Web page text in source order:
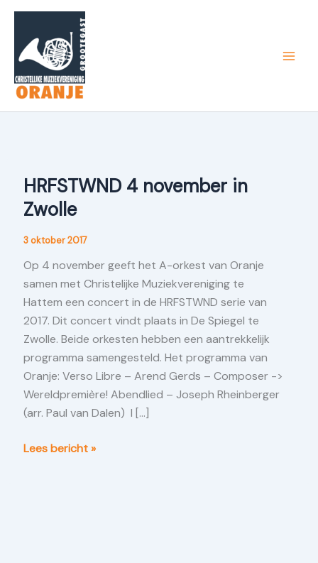
inhoud
HRFSTWND 4 november in
Zwolle
3 oktober 2017
Op 4 november geeft het A-orkest van Oranje
samen met Christelijke Muziekvereniging te
Hattem een concert in de HRFSTWND serie van
2017. Dit concert vindt plaats in De Spiegel te
Zwolle. Beide orkesten hebben een aantrekkelijk
programma samengesteld. Het programma van
Oranje: Verso Libre – Arend Gerds – Composer ->
Wereldpremière! Abendlied – Joseph Rheinberger
(arr. Paul van Dalen) I […]
HRFSTWND
Lees bericht »